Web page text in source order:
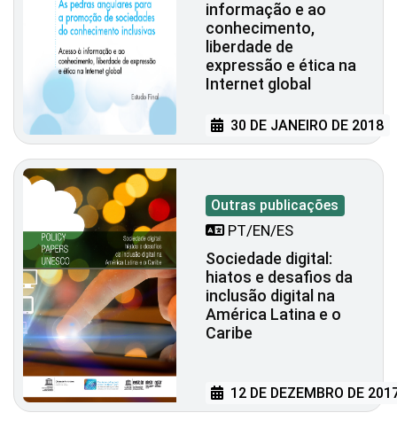
informação e ao
conhecimento,
liberdade de
expressão e ética na
Internet global
30 DE JANEIRO DE 2018
Outras publicações
PT/EN/ES
Sociedade digital:
hiatos e desafios da
inclusão digital na
América Latina e o
Caribe
12 DE DEZEMBRO DE